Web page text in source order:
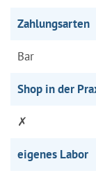
Zahlungsarten
Bar
Shop in der
✗
eigenes Labor